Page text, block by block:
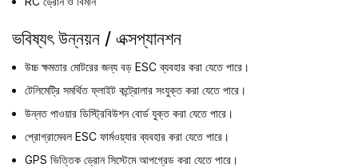
ভবিষ্যৎ উন্নয়ন / এক্সপ্যানশন
উচ্চ ক্ষমতার মোটরের জন্য বড় ESC ব্যবহার করা যেতে পারে।
টেলিমেট্রি সমর্থিত ফ্লাইট কন্ট্রোলার সংযুক্ত করা যেতে পারে।
উন্নত পাওয়ার ডিস্ট্রিবিউশন বোর্ড যুক্ত করা যেতে পারে।
প্রোগ্রামেবল ESC ফার্মওয়্যার ব্যবহার করা যেতে পারে।
GPS ভিত্তিক ড্রোন সিস্টেমে আপগ্রেড করা যেতে পারে।